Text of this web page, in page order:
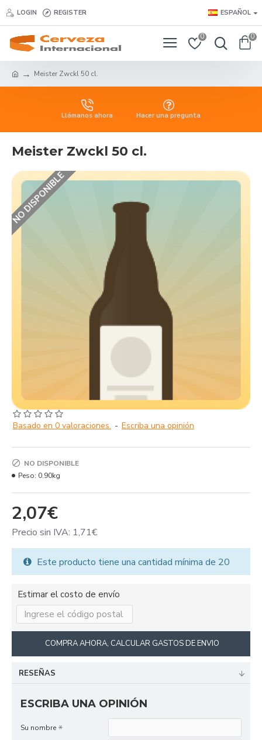
LOGIN REGISTER ESPAÑOL
0 0
Meister Zwckl 50 cl.
Llámanos ahora Hacer una pregunta
Meister Zwckl 50 cl.
NO DISPONIBLE
Basado en 0 valoraciones. - Escriba una opinión
2,07€
Precio sin IVA: 1,71€
NO DISPONIBLE
Peso: 0.90kg
Este producto tiene una cantidad mínima de 20
Estimar el costo de envío
COMPRA AHORA, CALCULAR GASTOS DE ENVIO
RESEÑAS
ESCRIBA UNA OPINIÓN
Su nombre